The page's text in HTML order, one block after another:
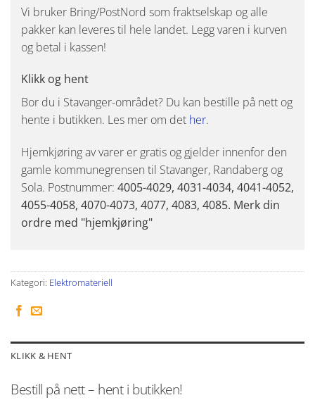
Vi bruker Bring/PostNord som fraktselskap og alle
pakker kan leveres til hele landet. Legg varen i kurven
og betal i kassen!
Klikk og hent
Bor du i Stavanger-området? Du kan bestille på nett og
hente i butikken. Les mer om det her.
Hjemkjøring av varer er gratis og gjelder innenfor den
gamle kommunegrensen til Stavanger, Randaberg og
Sola. Postnummer: 4005-4029, 4031-4034, 4041-4052,
4055-4058, 4070-4073, 4077, 4083, 4085. Merk din
ordre med "hjemkjøring"
Kategori: Elektromateriell
KLIKK & HENT
Bestill på nett – hent i butikken!